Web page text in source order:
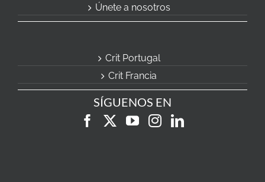
Únete a nosotros
Crit Portugal
Crit Francia
SÍGUENOS EN